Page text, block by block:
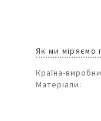
Як ми міряємо
Країна-
Матеріали: